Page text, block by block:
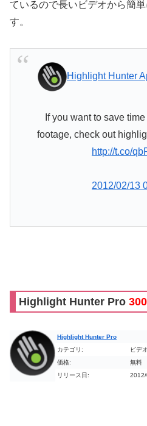
ているので長いビデオから簡
す。
Highlight Hunter
If you want to save
footage, check out
http://t.co/
2012/02/13
Highlight Hunter Pro
Highlight Hunter Pro
カテゴリ:
ビデオ
価格:
無料
リリース日: